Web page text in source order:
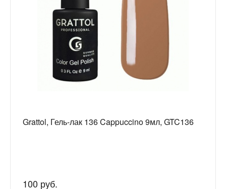
Grattol, Гель-лак 136 Cappuccino 9мл, GTC136
100 руб.